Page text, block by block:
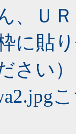
、Ｕ
に貼
さい）